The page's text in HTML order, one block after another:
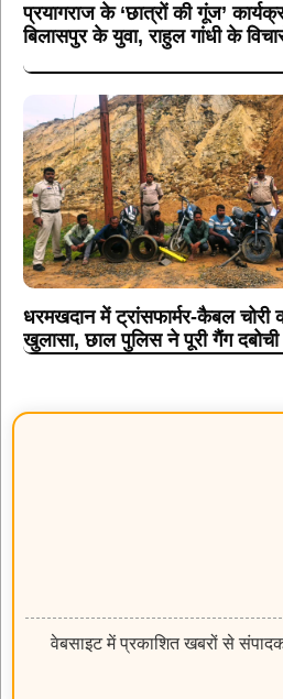
प्रयागराज के ‘छात्रों की गूंज’
बिलासपुर के युवा, राहुल गांधी के
धरमखदान में ट्रांसफार्मर-कैबल
खुलासा, छाल पुलिस ने पूरी गैंग दबोची
वेबसाइट में प्रकाशित खबरों से